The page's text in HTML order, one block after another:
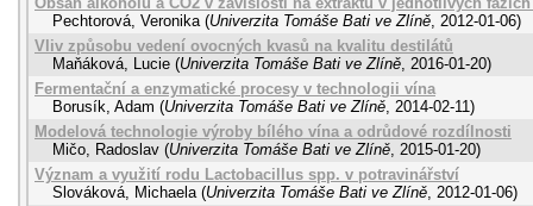
Pechtorová, Veronika (Univerzita Tomáše Bati ve Zlíně 2012-01-06)
Vliv způsobu vedení ovocných kvasů na kvalitu destilátů
Maňáková, Lucie (Univerzita Tomáše Bati ve Zlíně 2016-01-20)
Fermentační a enzymatické procesy v technologii vína
Borusík, Adam (Univerzita Tomáše Bati ve Zlíně 2014-02-11 )
Modelová technologie výroby bílého vína a odrůdové rozdílnosti
Mičo, Radoslav (Univerzita Tomáše Bati ve Zlíně 2015-01-20)
Význam a využití rodu Lactobacillus spp. v potravinářství
Slováková, Michaela (Univerzita Tomáše Bati ve Zlíně 2012-01-06)